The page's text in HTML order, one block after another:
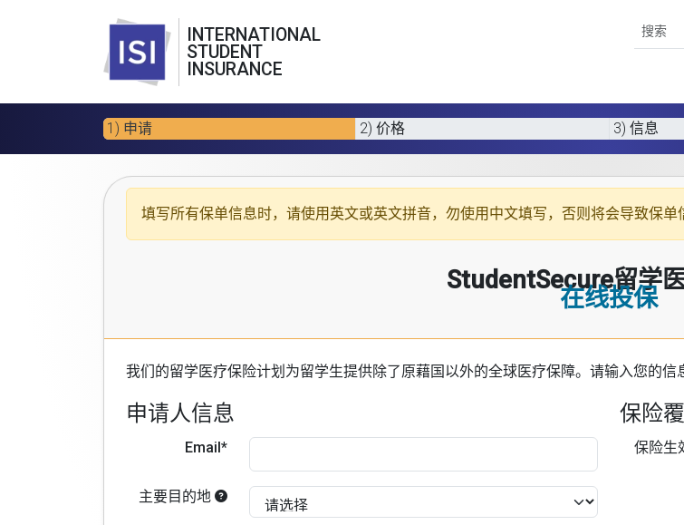
INTERNATIONAL
STUDENT
INSURANCE
1) 申请 2) 价格 3) 信息
填写所有保单信息时，请使用 英文或英文拼音，勿使用中文填写，否则将会导致保单
StudentSecure留学医
在线投保
我们的留学医疗保险计划 为留学生提供除了原藉国以外的全球医疗保障。请输入您的信
申请人信息
Email*
主要目的地
保险
保险生